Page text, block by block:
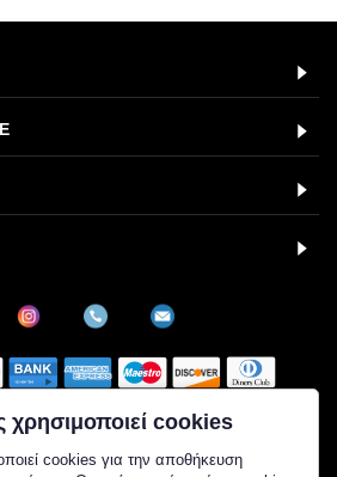
εταιρείας
χρησιμοποιεί cookies
cookies για την αποθήκευση